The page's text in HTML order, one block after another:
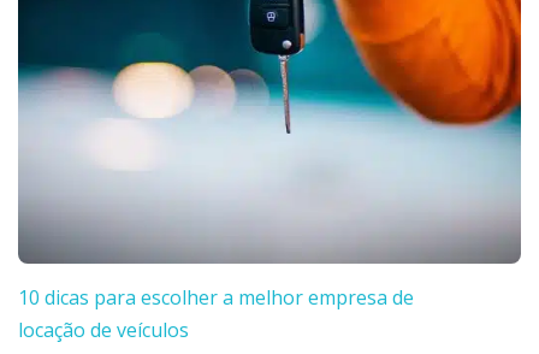
10 dicas para escolher a melhor empresa de
locação de veículos